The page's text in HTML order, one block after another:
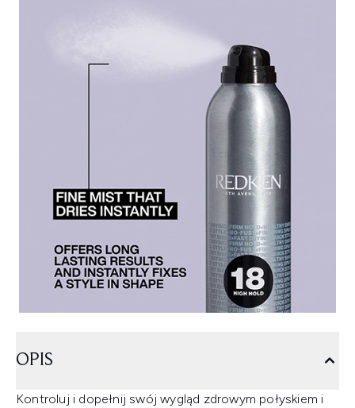
OPIS
Kontroluj i dopełnij swój wygląd zdrowym połyskiem i